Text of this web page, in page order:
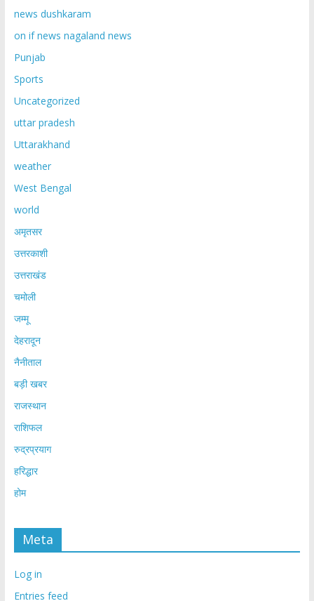
news dushkaram
on if news nagaland news
Punjab
Sports
Uncategorized
uttar pradesh
Uttarakhand
weather
West Bengal
world
अमृतसर
उत्तरकाशी
उत्तराखंड
चमोली
जम्मू
देहरादून
नैनीताल
बड़ी खबर
राजस्थान
राशिफल
रुद्रप्रयाग
हरिद्धार
होम
Meta
Log in
Entries feed